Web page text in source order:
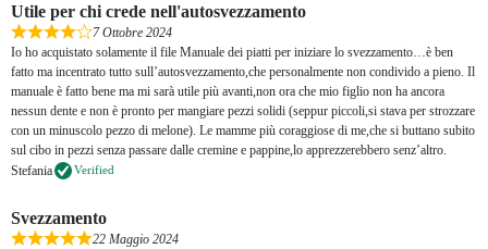
Utile per chi crede nell'autosvezzamento
7 Ottobre 2024
Io ho acquistato solamente il file Manuale dei piatti per iniziare lo svezzamento…è ben
fatto ma incentrato tutto sull’autosvezzamento,che personalmente non condivido a pieno. Il
manuale è fatto bene ma mi sarà utile più avanti,non ora che mio figlio non ha ancora
nessun dente e non è pronto per mangiare pezzi solidi (seppur piccoli,si stava per strozzare
con un minuscolo pezzo di melone). Le mamme più coraggiose di me,che si buttano subito
sul cibo in pezzi senza passare dalle cremine e pappine,lo apprezzerebbero senz’altro.
Stefania
Verified
Svezzamento
22 Maggio 2024